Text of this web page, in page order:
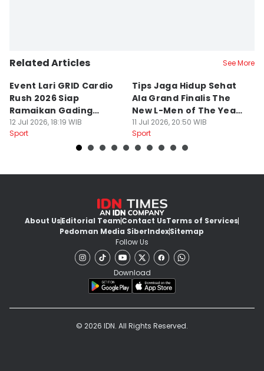
Related Articles See More
Event Lari GRID Cardio
Rush 2026 Siap
Ramaikan Gading
Serpong
12 Jul 2026, 18:19 WIB
Sport
Tips Jaga Hidup Sehat
Ala Grand Finalis The
New L-Men of The Year
2026
11 Jul 2026, 20:50 WIB
Sport
About UsEditorial TeamContact UsTerms of Services
Pedoman Media SiberIndexSitemap
Follow Us
Download
© 2026 IDN. All Rights Reserved.